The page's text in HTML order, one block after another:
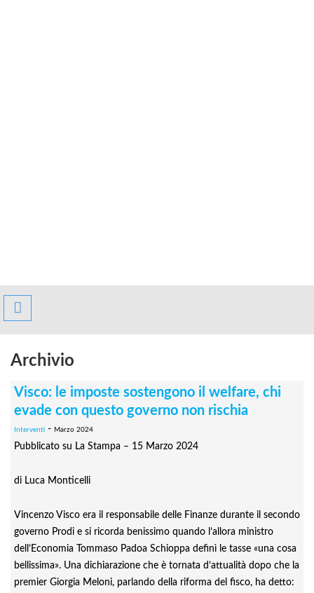
Archivio
Visco: le imposte sostengono il welfare, chi
evade con questo governo non rischia
Interventi - Marzo 2024
Pubblicato su La Stampa – 15 Marzo 2024
di Luca Monticelli
Vincenzo Visco era il responsabile delle Finanze durante il secondo
governo Prodi e si ricorda benissimo quando l’allora ministro
dell’Economia Tommaso Padoa Schioppa definì le tasse «una cosa
bellissima». Una dichiarazione che è tornata d’attualità dopo che la
premier Giorgia Meloni, parlando della riforma del fisco, ha detto: